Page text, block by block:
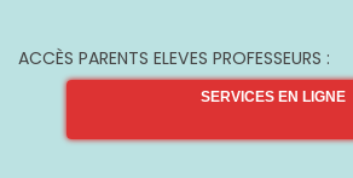
ACCÈS PARENTS ELEVES PROFESSEURS :
SERVICES EN LIGNE